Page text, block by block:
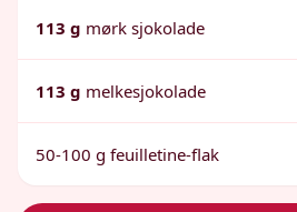
113 g mørk sjokolade
113 g melkesjokolade
50-100 g feuilletine-flak